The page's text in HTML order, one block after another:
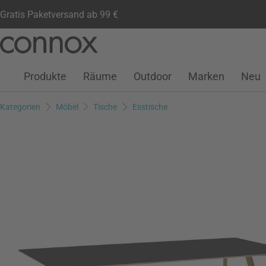
Gratis Paketversand ab 99 €
Seiteninhalt
Suchfeld
Kundenkonto
Wunschliste
Warenkorb
Produkte Räume Outdoor Marken Neu
Kategorien Möbel Tische Esstische